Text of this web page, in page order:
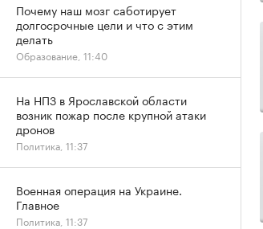
Почему наш мозг саботирует
долгосрочные цели и что с этим
делать
Образование, 11:40
На НПЗ в Ярославской области
возник пожар после крупной атаки
дронов
Политика, 11:37
Военная операция на Украине.
Главное
Политика, 11:37